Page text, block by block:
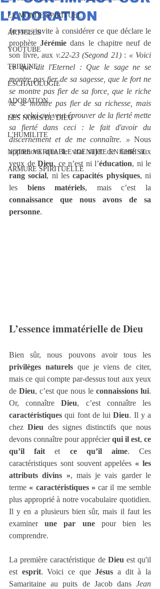
LE MONDE SPIRITUEL
ARTICLES
YOUTUBE
TRIBUNE
ESCHATOLOGIE
ADORATION
LES NOMS DE DIEU
L'HUMILITE
NOTRE VERITABLE IDENTITE EN CHRIST
ARMURE SPIRITUELLE
L’ADORATION
Je vous invite à considérer ce que déclare le
prophète Jérémie dans le chapitre neuf de
son livre, aux v.22-23 (Segond 21) : « Voici
ce que dit l'Eternel : Que le sage ne se
montre pas fier de sa sagesse, que le fort ne
se montre pas fier de sa force, que le riche
ne se montre pas fier de sa richesse, mais
que celui qui veut éprouver de la fierté mette
sa fierté dans ceci : le fait d'avoir du
discernement et de me connaître. » Nous
apprenons que le vrai sujet de fierté aux
yeux de Dieu, ce n’est ni l’éducation
rang social, ni les capacités physiques, ni
les biens matériels
connaissance que nous avons de sa
personne.
L’essence immatérielle de Dieu
privilèges naturels que je viens de citer,
mais ce qui compte par-dessus tout aux yeux
de Dieu, c’est que nous le connaissions lui.
Or, connaître Dieu
caractéristiques qui font de lui Dieu. Il y a
chez Dieu des signes distinctifs que nous
devons connaître pour apprécier qui il est, ce
qu’il fait et ce qu’il aime. Ces
caractéristiques sont souvent appelées « les
attributs divins », mais je vais garder le
terme « caractéristiques » car il me semble
plus approprié à notre vocabulaire quotidien.
Il y en a plusieurs bien sûr, mais il faut les
examiner une par une pour bien les
comprendre.
La première caractéristique de Dieu est qu'il
est esprit. Voici ce que Jésus a dit à la
Samaritaine au puits de Jacob dans Jean